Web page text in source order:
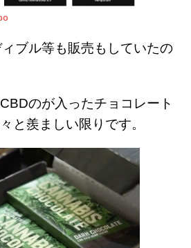
ブル等も販売もしていたの
のが入ったチョコレート
と羨ましい限りです。